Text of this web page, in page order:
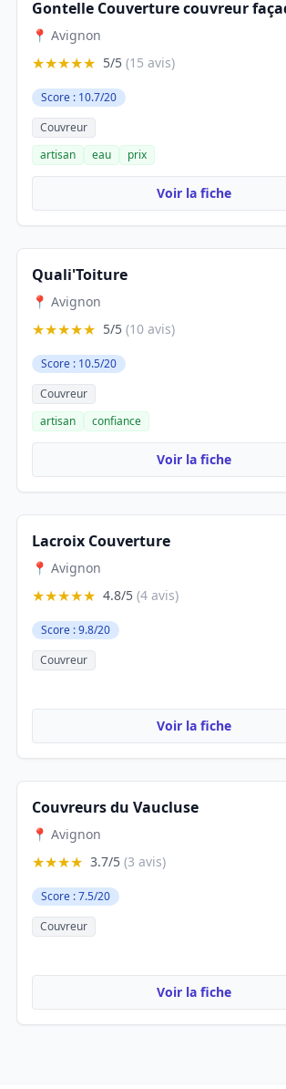
📍 Avignon
★★★★★ 5/5(15 avis)
Score : 10.7/20
Couvreur
artisan
eau prix
Voir la fiche
Quali'Toiture
📍 Avignon
★★★★★ 5/5(10 avis)
Score : 10.5/20
Couvreur
artisan
confiance
Voir la fiche
Lacroix Couverture
📍 Avignon
★★★★★ 4.8/5(4 avis)
Score : 9.8/20
Couvreur
Voir la fiche
Couvreurs du Vaucluse
📍 Avignon
★★★★ 3.7/5(3 avis)
Score : 7.5/20
Couvreur
Voir la fiche